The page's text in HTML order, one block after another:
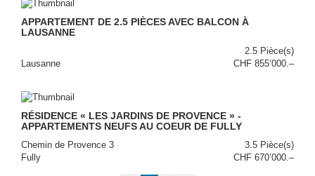
APPARTEMENT DE 2.5 PIÈCES AVEC BALCON À
LAUSANNE
2.5 Pièce(s)
CHF 855’000.–
Lausanne
RÉSIDENCE « LES JARDINS DE PROVENCE » -
APPARTEMENTS NEUFS AU COEUR DE FULLY
3.5 Pièce(s)
Chemin de Provence 3
CHF 670’000.–
Fully